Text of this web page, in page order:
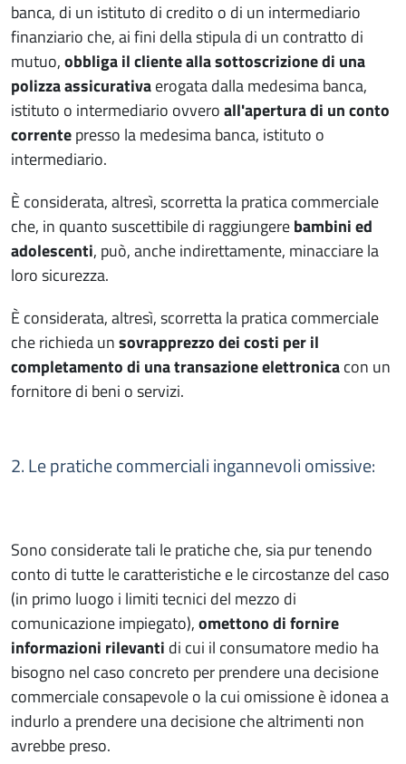
banca, di un istituto di credito o di un intermediario
finanziario che, ai fini della stipula di un contratto di
mutuo,obbliga il cliente alla sottoscrizione di una
polizza assicurativaerogata dalla medesima banca,
istituto o intermediario ovveroall'apertura di un conto
correntepresso la medesima banca, istituto o
intermediario.
È considerata, altresì, scorretta la pratica commerciale
che, in quanto suscettibile di raggiungerebambini ed
adolescenti, può, anche indirettamente, minacciare la
loro sicurezza.
È considerata, altresì, scorretta la pratica commerciale
che richieda unsovrapprezzo dei costi per il
completamento di una transazione elettronicacon un
fornitore di beni o servizi.
2. Le pratiche commerciali ingannevoli omissive:
Sono considerate tali le pratiche che, sia pur tenendo
conto di tutte le caratteristiche e le circostanze del caso
(in primo luogo i limiti tecnici del mezzo di
comunicazione impiegato),omettono di fornire
informazioni rilevanti di cui il consumatore medio ha
bisogno nel caso concreto per prendere una decisione
commerciale consapevole o la cui omissione è idonea a
indurlo a prendere una decisione che altrimenti non
avrebbe preso.